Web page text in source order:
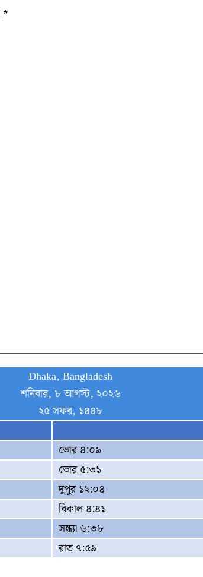
*
Dhaka, Bangladesh
শনিবার, ৮ আগস্ট, ২০২৬
২৫ সফর, ১৪৪৮
ভোর ৪:০৯
ভোর ৫:৩১
দুপুর ১২:০৪
বিকাল ৪:৪১
সন্ধ্যা ৬:৩৮
রাত ৭:৫৯